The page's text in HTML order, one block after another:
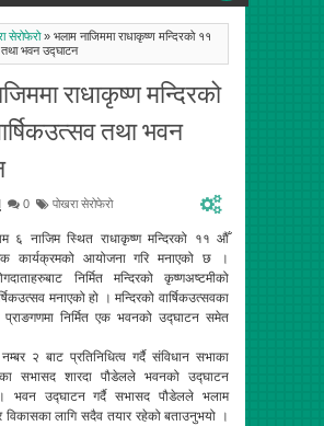
सेरोफेरो » भलाम नाजिममा राधाकृष्ण मन्दिरको ११
तथा भवन उद्घाटन
राधाकृष्ण मन्दिरको
तथा भवन
0 पोखरा सेरोफेरो
६ नाजिम स्थित राधाकृष्ण मन्दिरको ११ औँ
एक कार्यक्रमको आयोजना गरि मनाएको छ ।
निर्मित मन्दिरको कृष्णअष्टमीको
मनाएको हो । मन्दिरको वार्षिकउत्सवका
प्राङगणमा निर्मित एक भवनको उद्घाटन समेत
२ बाट प्रतिनिधित्व गर्दै संविधान सभाका
सभासद शारदा पौडेलले भवनको उद्घाटन
भवन उद्घाटन गर्दै सभासद पौडेलले भलाम
विकासका लागि सदैव तयार रहेको बताउनुभयो ।